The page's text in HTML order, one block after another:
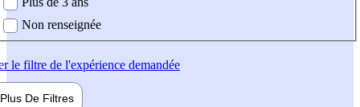
Non renseignée
le filtre de l'expérience demandée
Plus De Filtres